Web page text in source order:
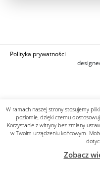
Polityka prywatności
W ramach naszej strony stosujemy
poziomie, dzięki czemu
Korzystanie z witryny bez zmiany
w Twoim urządzeniu końcowym.
Zobacz